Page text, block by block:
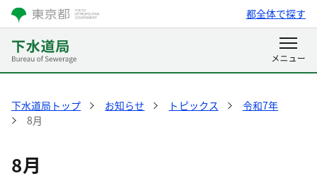
都全体で探す
下水道局トップ お知らせ トピックス
令和7年
8月
8月